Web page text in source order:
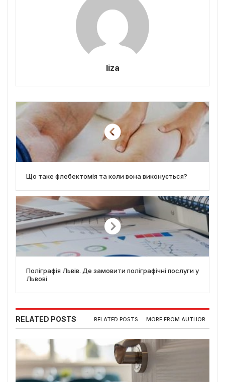
liza
Що таке флебектомія та коли вона виконується?
Поліграфія Львів. Де замовити поліграфічні послуги у
Львові
RELATED POSTS RELATED POSTS MORE FROM AUTHOR